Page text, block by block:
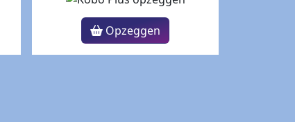
Opzeggen